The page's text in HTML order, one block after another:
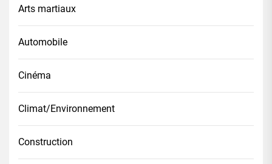
Arts martiaux
Automobile
Cinéma
Climat/Environnement
Construction